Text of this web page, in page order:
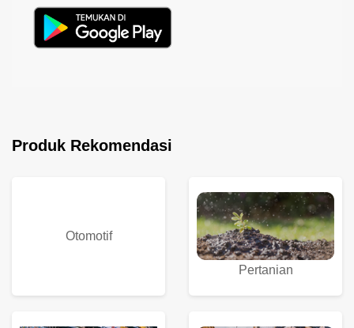
Produk Rekomendasi
Otomotif
Pertanian